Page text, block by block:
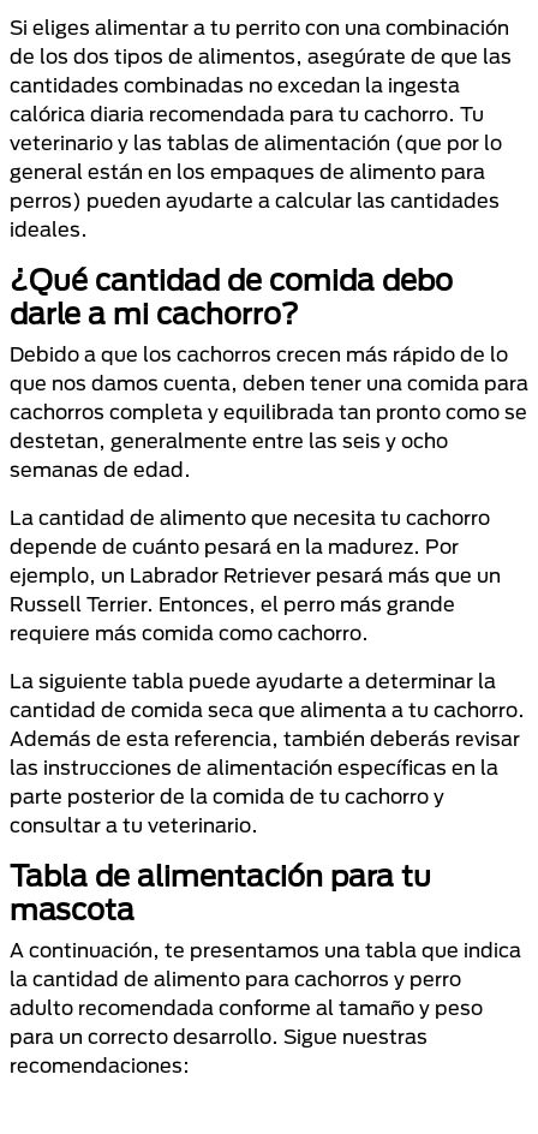
Si eliges alimentar a tu perrito con una combinación
de los dos tipos de alimentos, asegúrate de que las
cantidades combinadas no excedan la ingesta
calórica diaria recomendada para tu cachorro. Tu
veterinario y las tablas de alimentación (que por lo
general están en los empaques de alimento para
perros) pueden ayudarte a calcular las cantidades
ideales.
¿Qué cantidad de comida debo
darle a mi cachorro?
Debido a que los cachorros crecen más rápido de lo
que nos damos cuenta, deben tener una comida para
cachorros completa y equilibrada tan pronto como se
destetan, generalmente entre las seis y ocho
semanas de edad.
La cantidad de alimento que necesita tu cachorro
depende de cuánto pesará en la madurez. Por
ejemplo, un Labrador Retriever pesará más que un
Russell Terrier. Entonces, el perro más grande
requiere más comida como cachorro.
La siguiente tabla puede ayudarte a determinar la
cantidad de comida seca que alimenta a tu cachorro.
Además de esta referencia, también deberás revisar
las instrucciones de alimentación específicas en la
parte posterior de la comida de tu cachorro y
consultar a tu veterinario.
Tabla de alimentación para tu
mascota
A continuación, te presentamos una tabla que indica
la cantidad de alimento para cachorros y perro
adulto recomendada conforme al tamaño y peso
para un correcto desarrollo. Sigue nuestras
recomendaciones: